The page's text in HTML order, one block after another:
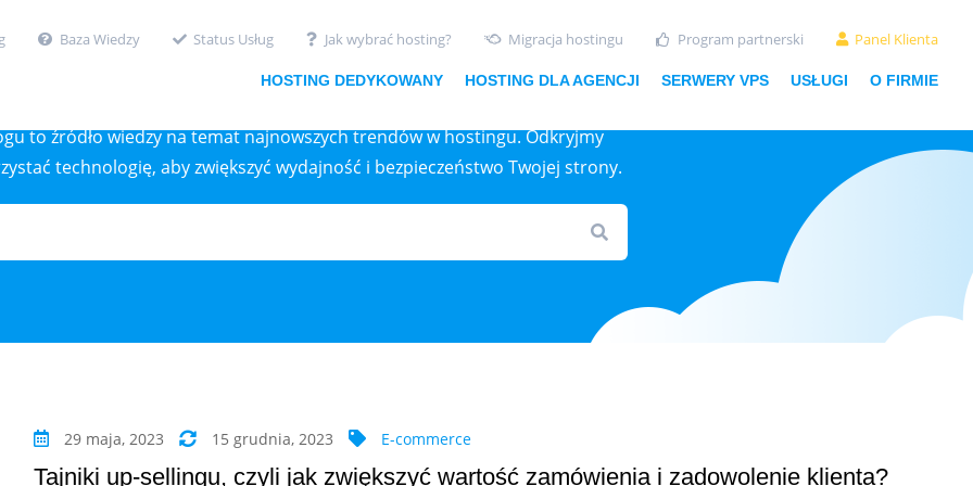
HOSTING DEDYKOWANY HOSTING DLA AGENCJI SERWERY VPS USŁUGI O FIRMIE
Baza Wiedzy Status Usług Jak wybrać hosting? Migracja hostingu Program partnerski Panel Klienta
BLOG
to źródło wiedzy na temat najnowszych trendów w hostingu. Odkryjmy
technologię, aby zwiększyć wydajność i bezpieczeństwo Twojej strony.
29 maja, 2023 15 grudnia, 2023 E-commerce
Tajniki up-sellingu, czyli jak zwiększyć wartość zamówienia i zadowolenie klienta?